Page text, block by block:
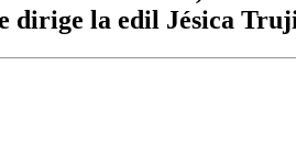
dirige la edil Jésica